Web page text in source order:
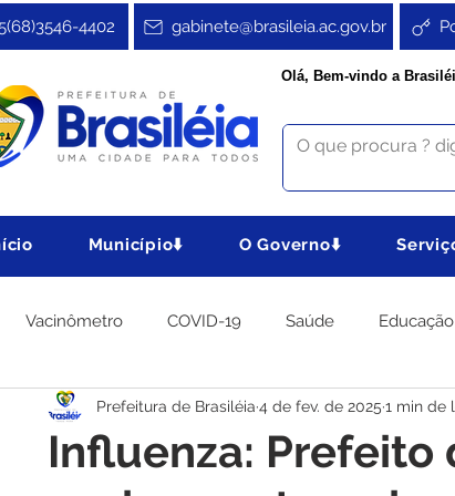
gabinete@brasileia.ac.gov.br
4402
Olá, Bem-vindo a
Município⬇️ O Governo⬇️
Vacinômetro COVID-19 Saúde Educação
Festa e Esporte No Gabinete Agricultura e
Influenza: Prefeito
Prefeitura de Brasiléia 4 de fev. de 2025 1 min de